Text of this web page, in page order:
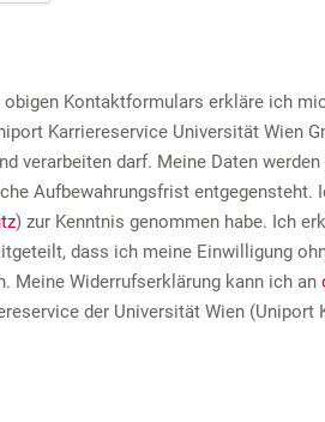
Kontaktformulars erkläre ich
Karriereservice Universität Wien
verarbeiten darf. Meine Daten
Aufbewahrungsfrist
) zur Kenntnis genommen habe. Ich
dass ich meine Einwilligung
Meine Widerrufserklärung kann ich an
der Universität Wien